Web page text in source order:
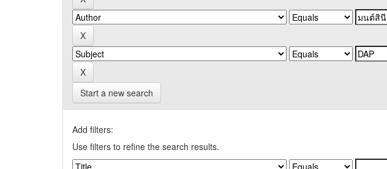
Start a new search
Add filters:
Use filters to refine the search results.